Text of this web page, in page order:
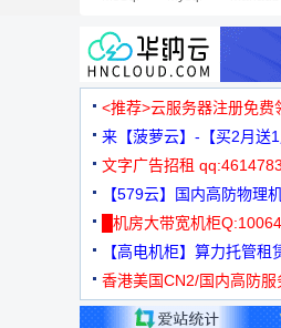
<推荐>云服务器注册免
来【菠萝云】-【买2月送
文字广告招租
【579云】国内高防物理
元
█机房大带宽机柜
【高电机柜】算力托管租
机
香港美国CN2/国内高防